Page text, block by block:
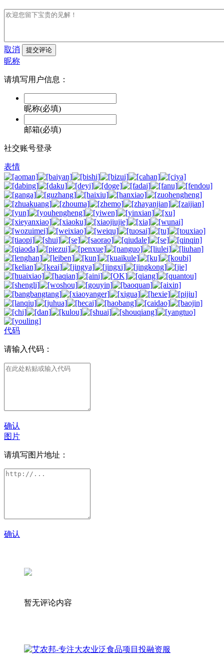
取消 提交评论
昵称
请填写用户信息：
昵称(必填)
邮箱(必填)
社交账号登录
表情
代码
请输入代码：
确认
图片
请填写图片地址：
确认
暂无评论内容